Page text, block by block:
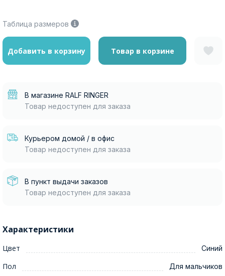
Таблица размеров
Добавить в корзину Товар в корзине
В магазине RALF RINGER
Товар недоступен для заказа
Курьером домой / в офис
Товар недоступен для заказа
В пункт выдачи заказов
Товар недоступен для заказа
Характеристики
Цвет Синий
Пол Для мальчиков